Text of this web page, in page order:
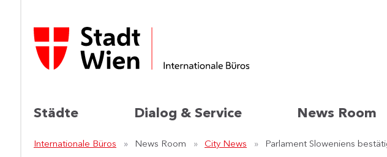
Städte Dialog & Service News Room
Internationale Büros News Room City News Parlament Sloweniens